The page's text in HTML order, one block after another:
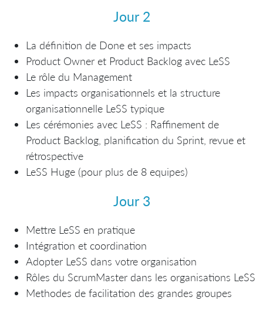
Jour 2
La définition de Done et ses impacts
Product Owner et Product Backlog avec LeSS
Le rôle du Management
Les impacts organisationnels et la structure
organisationnelle LeSS typique
Les cérémonies avec LeSS : Raffinement de
Product Backlog, planification du Sprint, revue et
rétrospective
LeSS Huge (pour plus de 8 equipes)
Jour 3
Mettre LeSS en pratique
Intégration et coordination
Adopter LeSS dans votre organisation
Rôles du ScrumMaster dans les organisations LeSS
Methodes de facilitation des grandes groupes